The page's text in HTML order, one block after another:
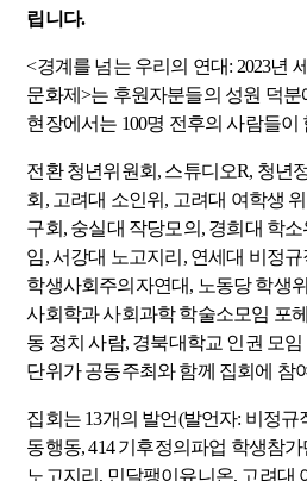
립니다.
<경계를 넘는 우리의 연대: 2023년
문화제>는 후원자분들의 성원 덕분
현장에서는 100명 전후의 사람들이
전환 청년위원회, 스튜디오R, 청년
회, 고려대 소인위, 고려대 여학생
구회, 숭실대 작당모의, 경희대 학
임, 서강대 노고지리, 연세대 비정
학생사회주의자연대, 노동당 학생
사회학과 사회과학 학술소모임 포
동 정치 사람, 경북대학교 인권 모
단위가 공동주최와 함께 집회에 참
집회는 13개의 발언(발언자: 비정
동행동, 414기후정의파업 학생참가
노고지리 , 민달팽이유니온, 고려대